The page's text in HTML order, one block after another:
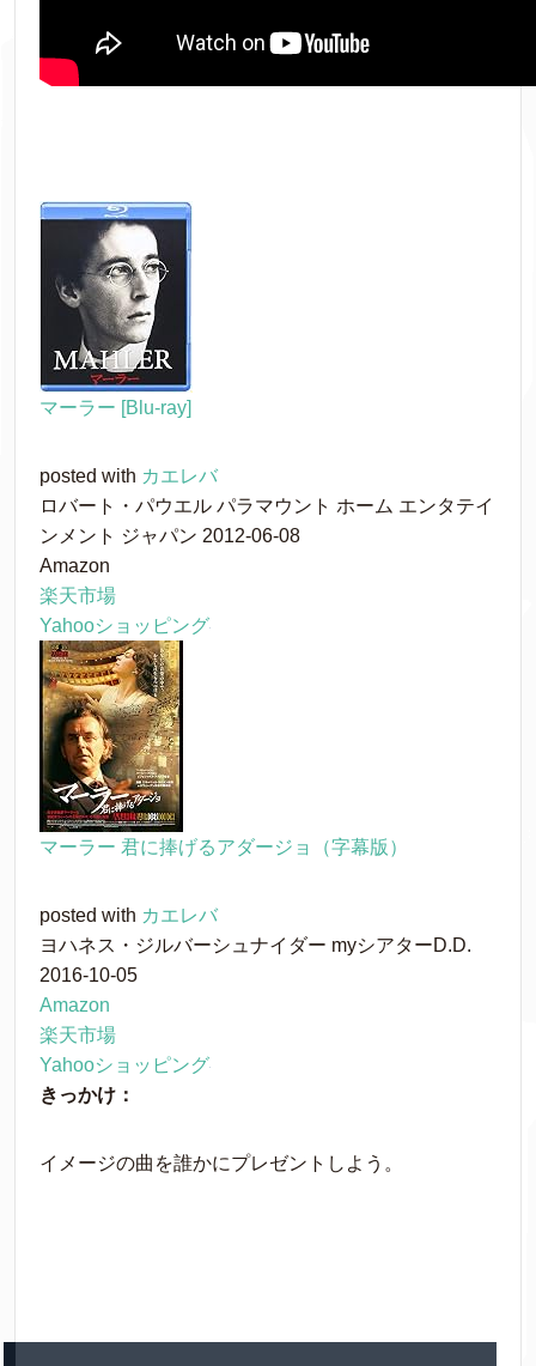
マーラー [Blu-ray]
posted with カエレバ
ロバート・パウエル パラマウント ホーム エンタテイ
ンメント ジャパン 2012-06-08
Amazon
楽天市場
Yahooショッピング
マーラー 君に捧げるアダージョ（字幕版）
posted with カエレバ
ヨハネス・ジルバーシュナイダー myシアターD.D.
2016-10-05
Amazon
楽天市場
Yahooショッピング
きっかけ：
イメージの曲を誰かにプレゼントしよう。